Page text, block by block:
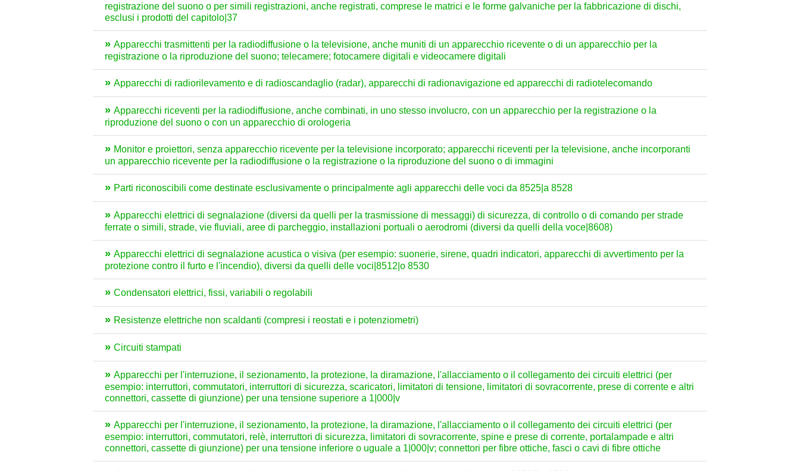
registrazione del suono o per simili registrazioni, anche registrati, comprese le matrici e le forme galvaniche per la fabbricazione di dischi,
esclusi i prodotti del capitolo|37
Apparecchi trasmittenti per la radiodiffusione o la televisione, anche muniti di un apparecchio ricevente o di un apparecchio per la
registrazione o la riproduzione del suono; telecamere; fotocamere digitali e videocamere digitali
Apparecchi di radiorilevamento e di radioscandaglio (radar), apparecchi di radionavigazione ed apparecchi di radiotelecomando
Apparecchi riceventi per la radiodiffusione, anche combinati, in uno stesso involucro, con un apparecchio per la registrazione o la
riproduzione del suono o con un apparecchio di orologeria
Monitor e proiettori, senza apparecchio ricevente per la televisione incorporato; apparecchi riceventi per la televisione, anche incorporanti
un apparecchio ricevente per la radiodiffusione o la registrazione o la riproduzione del suono o di immagini
Parti riconoscibili come destinate esclusivamente o principalmente agli apparecchi delle voci da 8525|a 8528
Apparecchi elettrici di segnalazione (diversi da quelli per la trasmissione di messaggi) di sicurezza, di controllo o di comando per strade
ferrate o simili, strade, vie fluviali, aree di parcheggio, installazioni portuali o aerodromi (diversi da quelli della voce|8608)
Apparecchi elettrici di segnalazione acustica o visiva (per esempio: suonerie, sirene, quadri indicatori, apparecchi di avvertimento per la
protezione contro il furto e l'incendio), diversi da quelli delle voci|8512|o 8530
Condensatori elettrici, fissi, variabili o regolabili
Resistenze elettriche non scaldanti (compresi i reostati e i potenziometri)
Circuiti stampati
Apparecchi per l'interruzione, il sezionamento, la protezione, la diramazione, l'allacciamento o il collegamento dei circuiti elettrici (per
esempio: interruttori, commutatori, interruttori di sicurezza, scaricatori, limitatori di tensione, limitatori di sovracorrente, prese di corrente e altri
connettori, cassette di giunzione) per una tensione superiore a 1|000|v
Apparecchi per l'interruzione, il sezionamento, la protezione, la diramazione, l'allacciamento o il collegamento dei circuiti elettrici (per
esempio: interruttori, commutatori, relè, interruttori di sicurezza, limitatori di sovracorrente, spine e prese di corrente, portalampade e altri
connettori, cassette di giunzione) per una tensione inferiore o uguale a 1|000|v; connettori per fibre ottiche, fasci o cavi di fibre ottiche